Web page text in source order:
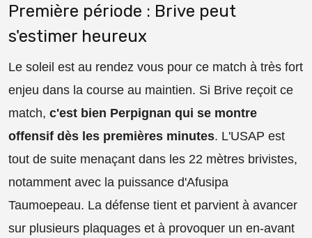
Première période : Brive peut
s'estimer heureux
Le soleil est au rendez vous pour ce match à très fort
enjeu dans la course au maintien. Si Brive reçoit ce
match, c'est bien Perpignan qui se montre
offensif dès les premières minutes. L'USAP est
tout de suite menaçant dans les 22 mètres brivistes,
notamment avec la puissance d'Afusipa
Taumoepeau. La défense tient et parvient à avancer
sur plusieurs plaquages et à provoquer un en-avant